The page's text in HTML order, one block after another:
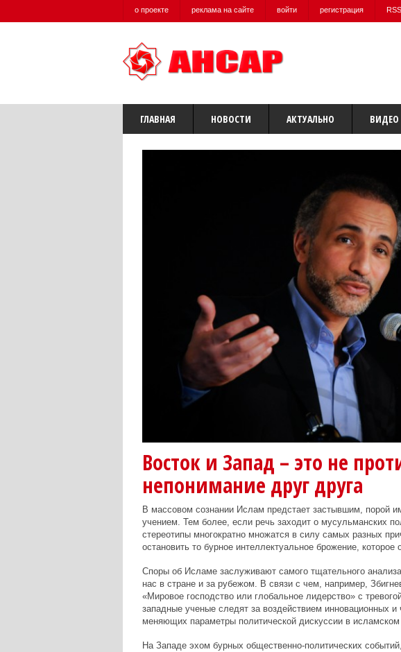
о проекте реклама на сайте войти регистрация RSS
ГЛАВНАЯ НОВОСТИ АКТУАЛЬНО ВИДЕО
Восток и Запад – это не
непонимание друг друга
В массовом сознании Ислам предстает застывшим, порой
учением. Тем более, если речь заходит о мусульманских
стереотипы многократно множатся в силу самых разных
остановить то бурное интеллектуальное брожение,
Споры об Исламе заслуживают самого тщательного анализа
нас в стране и за рубежом. В связи с чем, например,
«Мировое господство или глобальное лидерство» с
западные ученые следят за воздействием инновационных
меняющих параметры политической дискуссии в
На Западе эхом бурных общественно-политических